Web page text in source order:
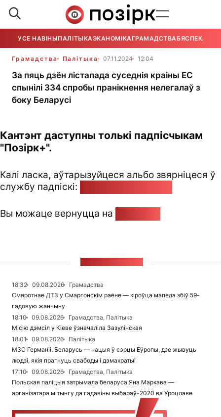
УСЕ НАВІНЫПАЛІТЫКАЭКАНОМІКАГРАМАДСТВАБЯСПЕКА
Грамадства Палітыка 07.11.2024 12:04
За пяць дзён лістапада суседнія краіны ЕС
спынілі 334 спробы пранікнення нелегалаў з
боку Беларусі
Кантэнт даступны толькі падпісчыкам
"Позірк+".
Калі ласка, аўтарызуйцеся альбо звярніцеся ў
службу падпіскі:
Вы можаце вернуцца на
18:32 09.08.2026
Грамадства
Смяротнае ДТЗ у Смаргонскім раёне — кіроўца мапеда збіў 59-
гадовую жанчыну
18:10
09.08.2026
Грамадства, Палітыка
Місію дэмсіл у Кіеве ўзначаліла Зазулінская
18:01
09.08.2026
Палітыка
МЗС Германіі: Беларусь — нацыя ў сэрцы Еўропы, дзе жывуць
людзі, якія прагнуць свабоды і дэмакратыі
17:10
09.08.2026
Грамадства, Палітыка
Польская паліцыя затрымала беларуса Яна Маркава —
арганізатара мітынгу да гадавіны выбараў-2020 ва Уроцлаве